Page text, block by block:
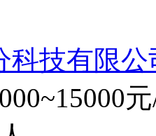
科技有限公